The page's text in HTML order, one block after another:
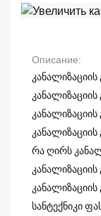
Описание
კანალიზაციის
კანალიზაციის
რა ღირს
კანალიზაციის
სანტექნიკი